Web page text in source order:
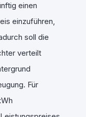
einen
einzuführen,
soll die
verteilt
Für